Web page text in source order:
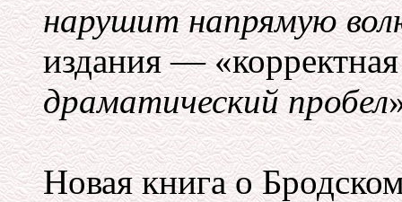
нарушит напрямую
издания —
драматический пробел
Новая книга о